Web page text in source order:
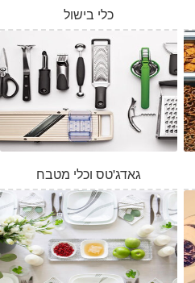
כלי בישול
גאדג'טס וכלי מטבח